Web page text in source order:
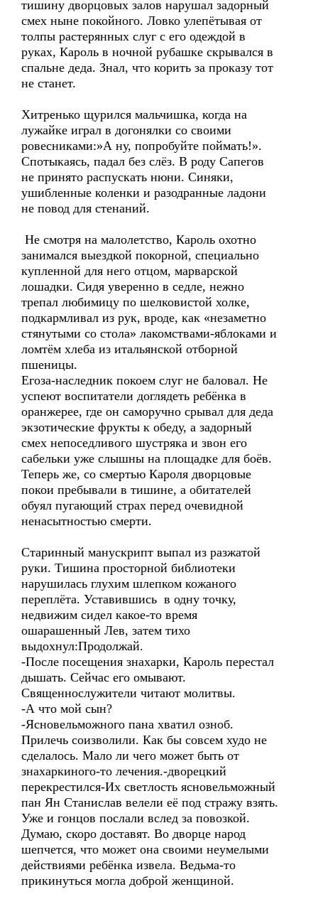
тишину дворцовых залов нарушал задорный
смех ныне покойного. Ловко улепётывая от
толпы растерянных слуг с его одеждой в
руках, Кароль в ночной рубашке скрывался в
спальне деда. Знал, что корить за проказу тот
не станет.
Хитренько щурился мальчишка, когда на
лужайке играл в догонялки со своими
ровесниками:»А ну, попробуйте поймать!».
Спотыкаясь, падал без слёз. В роду Сапегов
не принято распускать нюни. Синяки,
ушибленные коленки и разодранные ладони
не повод для стенаний.
Не смотря на малолетство, Кароль охотно
занимался выездкой покорной, специально
купленной для него отцом, марварской
лошадки. Сидя уверенно в седле, нежно
трепал любимицу по шелковистой холке,
подкармливал из рук, вроде, как «незаметно
стянутыми со стола» лакомствами-яблоками и
ломтём хлеба из итальянской отборной
пшеницы.
Егоза-наследник покоем слуг не баловал. Не
успеют воспитатели доглядеть ребёнка в
оранжерее, где он саморучно срывал для деда
экзотические фрукты к обеду, а задорный
смех непоседливого шустряка и звон его
сабельки уже слышны на площадке для боёв.
Теперь же, со смертью Кароля дворцовые
покои пребывали в тишине, а обитателей
обуял пугающий страх перед очевидной
ненасытностью смерти.
Старинный манускрипт выпал из разжатой
руки. Тишина просторной библиотеки
нарушилась глухим шлепком кожаного
переплёта. Уставившись в одну точку,
недвижим сидел какое-то время
ошарашенный Лев, затем тихо
выдохнул:Продолжай.
-После посещения знахарки, Кароль перестал
дышать. Сейчас его омывают.
Священнослужители читают молитвы.
-А что мой сын?
-Ясновельможного пана хватил озноб.
Прилечь соизволили. Как бы совсем худо не
сделалось. Мало ли чего может быть от
знахаркиного-то лечения.-дворецкий
перекрестился-Их светлость ясновельможный
пан Ян Станислав велели её под стражу взять.
Уже и гонцов послали вслед за повозкой.
Думаю, скоро доставят. Во дворце народ
шепчется, что может она своими неумелыми
действиями ребёнка извела. Ведьма-то
прикинуться могла доброй женщиной.